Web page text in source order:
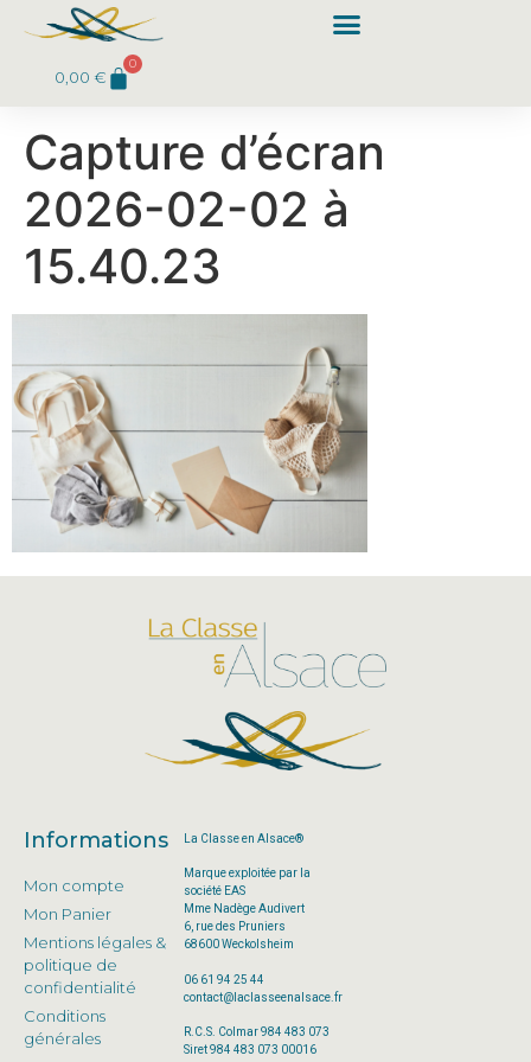
0,00€
0
Capture d’écran
2026-02-02 à
15.40.23
Informations
Mon compte
Mon Panier
Mentions légales &
politique de
confidentialité
Conditions
générales
La Classe en Alsace®
Marque exploitée par la
société EAS
Mme Nadège Audivert
6, rue des Pruniers
68600 Weckolsheim
06 61 94 25 44
contact@laclasseenalsace.fr
R.C.S. Colmar 984 483 073
Siret 984 483 073 00016